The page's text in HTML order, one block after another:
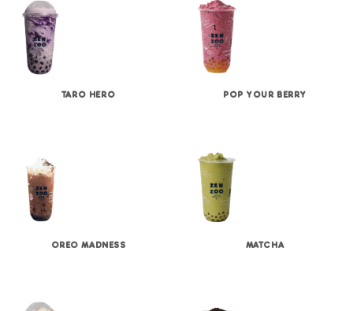
TARO HERO POP YOUR BERRY
OREO MADNESS MATCHA